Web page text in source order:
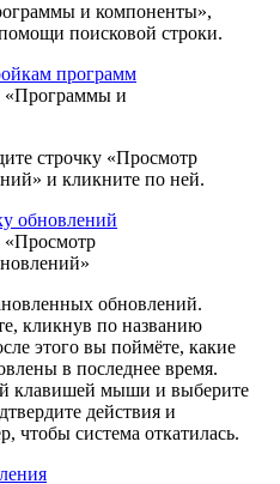
и компоненты»,
поисковой строки.
«Программы и
строчку «Просмотр
и кликните по ней.
«Просмотр
обновлений.
кликнув по названию
этого вы поймёте, какие
в последнее время.
клавишей мыши и выберите
действия и
чтобы система откатилась.